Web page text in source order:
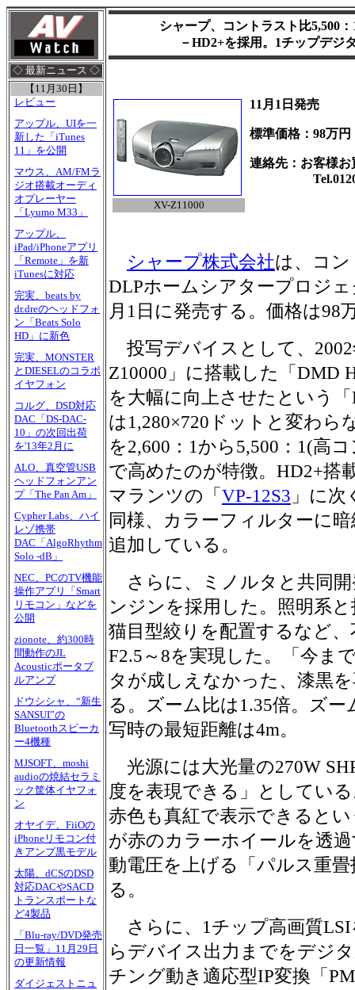
◇ 最新ニュース ◇
【11月30日】
レビュー
アップル、UIを一
新した「iTunes
11」を公開
マウス、AM/FMラ
ジオ搭載オーディ
オプレーヤー
「Lyumo M33」
アップル、
iPad/iPhoneアプリ
「Remote」を新
iTunesに対応
完実、beats by
dr.dreのヘッドフォ
ン「Beats Solo
HD」に新色
完実、MONSTER
とDIESELのコラボ
イヤフォン
コルグ、DSD対応
DAC「DS-DAC-
10」の次回出荷
を'13年2月に
ALO、真空管USB
ヘッドフォンアン
プ「The Pan Am」
Cypher Labs、ハイ
レゾ携帯
DAC「AlgoRhythm
Solo -dB」
NEC、PCのTV機能
操作アプリ「Smart
リモコン」などを
公開
zionote、約300時
間動作のJL
Acousticポータブ
ルアンプ
ドウシシャ、“新生
SANSUI”の
Bluetoothスピーカ
ー4機種
MJSOFT、moshi
audioの焼結セラミ
ック筐体イヤフォ
ン
オヤイデ、FiiOの
iPhoneリモコン付
きアンプ黒モデル
太陽、dCSのDSD
対応DACやSACD
トランスポートな
ど4製品
「Blu-ray/DVD発売
日一覧」11月29日
の更新情報
ダイジェストニュ
シャープ、コントラスト比5,500
－HD2+を採用。1チップデジ
XV-Z11000
11月1日発売
標準価格：98万円
連絡先：お客様
Tel.0120-
シャープ株式会社は、コン
DLPホームシアタープロジ
月1日に発売する。価格は98
投写デバイスとして、
Z10000」に搭載した「DMD
を大幅に向上させたという
は1,280×720ドットと変わら
を2,600：1から5,500：1(高
で高めたのが特徴。HD2+搭
マランツの「 VP-12S3 」に次
同様、カラーフィルターに
追加している。
さらに、ミノルタと共同
ンジンを採用した。照明系
猫目型絞りを配置するなど
F2.5～8を実現した。「今ま
タが成しえなかった、漆黒
る。ズーム比は1.35倍。ズー
写時の最短距離は4m。
光源には大光量の270W
度を表現できる」としてい
赤色も真紅で表示できると
が赤のカラーホイールを透
動電圧を上げる「パルス重
る。
さらに、1チップ高画質LSI
らデバイス出力までをデジ
チング動き適応型IP変換「